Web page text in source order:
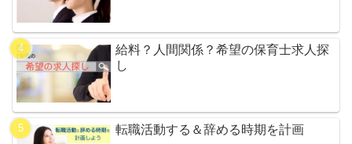
給料？人間関係？希望の保育士求人探
し
転職活動する＆辞める時期を計画